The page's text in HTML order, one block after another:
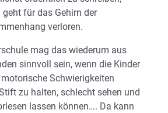
geht für das Gehirn der
verloren.
mag das wiederum aus
sinnvoll sein, wenn die Kinder
Schwierigkeiten
zu halten, schlecht sehen und
lassen können…. Da kann